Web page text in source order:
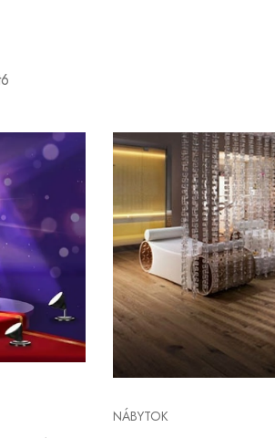
од
и
NÁBYTOK
Pohovka
kozmopolitný
Elegantný Sedacia
prinášajú pokoj a